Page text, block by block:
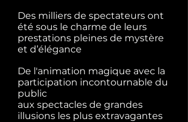
Des milliers de spectateurs ont
été sous le charme de leurs
prestations pleines de mystère
et d’élégance
De l'animation magique avec la
participation incontournable du
public
aux spectacles de grandes
illusions les plus extravagantes